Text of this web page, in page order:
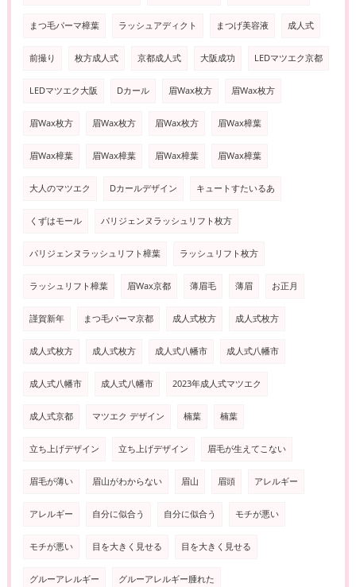
まつ毛パーマ樟葉 ラッシュアディクト まつげ美容液 成人式
前撮り 枚方成人式 京都成人式 大阪成功 LEDマツエク京都
LEDマツエク大阪 Dカール 眉Wax枚方 眉Wax枚方
眉Wax枚方 眉Wax枚方 眉Wax枚方 眉Wax樟葉
眉Wax樟葉 眉Wax樟葉 眉Wax樟葉 眉Wax樟葉
大人のマツエク Dカールデザイン キュートすたいるあ
くずはモール パリジェンヌラッシュリフト枚方
パリジェンヌラッシュリフト樟葉 ラッシュリフト枚方
ラッシュリフト樟葉 眉Wax京都 薄眉毛 薄眉 お正月
謹賀新年 まつ毛パーマ京都 成人式枚方 成人式枚方
成人式枚方 成人式枚方 成人式八幡市 成人式八幡市
成人式八幡市 成人式八幡市 2023年成人式マツエク
成人式京都 マツエク デザイン 楠葉 楠葉
立ち上げデザイン 立ち上げデザイン 眉毛が生えてこない
眉毛が薄い 眉山がわからない 眉山 眉頭 アレルギー
アレルギー 自分に似合う 自分に似合う モチが悪い
モチが悪い 目を大きく見せる 目を大きく見せる
グルーアレルギー グルーアレルギー腫れた